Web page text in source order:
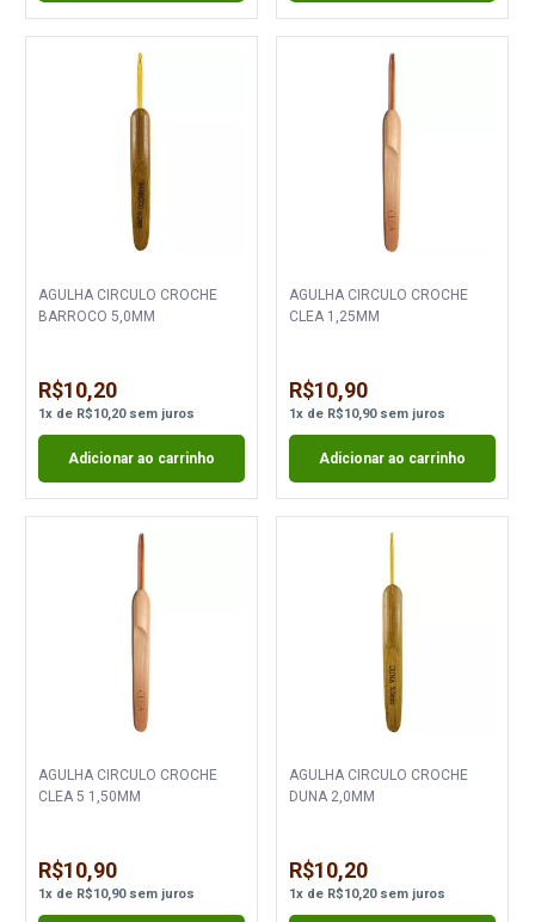
AGULHA CIRCULO CROCHE
BARROCO 5,0MM
R$10,20
1x de R$10,20sem juros
Adicionar ao carrinho
AGULHA CIRCULO CROCHE
CLEA 1,25MM
R$10,90
1xde R$10,90sem juros
Adicionar ao carrinho
AGULHA CIRCULO CROCHE
CLEA 5 1,50MM
R$10,90
1x de R$10,90sem juros
AGULHA CIRCULO CROCHE
DUNA 2,0MM
R$10,20
1xde R$10,20sem juros